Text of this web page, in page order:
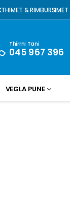
& RIMBURSIMET
Thirrni Tani
045 967 396
VEGLA PUNE